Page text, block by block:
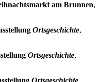
am Brunnen,
Ortsgeschichte,
Ortsgeschichte,